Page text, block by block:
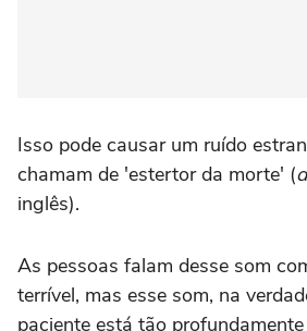
Isso pode causar um ruído
chamam de 'estertor da morte' (
inglês).
As pessoas falam desse som
terrível, mas esse som, na
paciente está tão